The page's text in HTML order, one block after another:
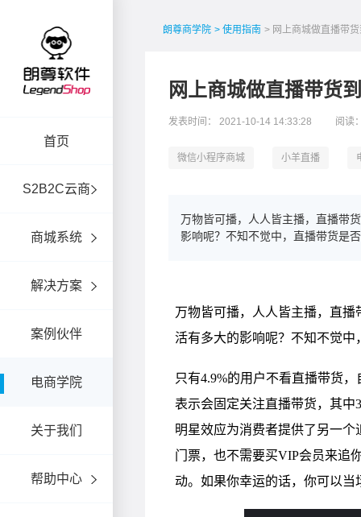
首页
S2B2C云商
商城系统
解决方案
案例伙伴
电商学院
关于我们
帮助中心
朗尊商学院 > 使用指南 > 网上商城做直播带
网上商城做直播带货
发表时间： 2021-10-14 14:33:28 阅读
微信小程序商城 小羊直播
万物皆可播，人人皆主播，直播带
影响呢？不知不觉中，直播带货是